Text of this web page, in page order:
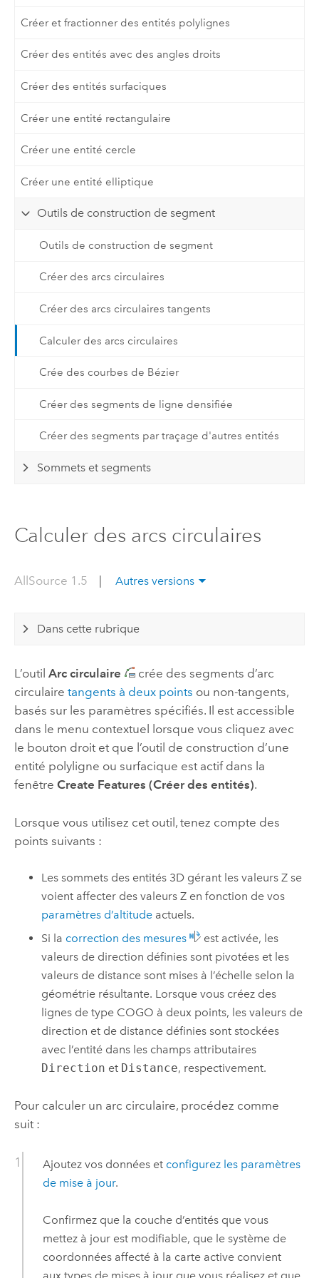
Créer et fractionner des entités polylignes
Créer des entités avec des angles droits
Créer des entités surfaciques
Créer une entité rectangulaire
Créer une entité cercle
Créer une entité elliptique
Outils de construction de segment
Outils de construction de segment
Créer des arcs circulaires
Créer des arcs circulaires tangents
Calculer des arcs circulaires
Crée des courbes de Bézier
Créer des segments de ligne densifiée
Créer des segments par traçage d'autres entités
Sommets et segments
Calculer des arcs circulaires
AllSource 1.5 | Autres versions
Dans cette rubrique
L’outil Arc circulaire
crée des segments d’arc
circulaire tangents à deux points ou non-tangents,
basés sur les paramètres spécifiés. Il est accessible
dans le menu contextuel lorsque vous cliquez avec
le bouton droit et que l’outil de construction d’une
entité polyligne ou surfacique est actif dans la
fenêtre Create Features (Créer des entités).
Lorsque vous utilisez cet outil, tenez compte des
points suivants :
Les sommets des entités 3D gérant les valeurs Z se
voient affecter des valeurs Z en fonction de vos
paramètres d’altitude actuels.
Si la correction des mesures
est activée, les
valeurs de direction définies sont pivotées et les
valeurs de distance sont mises à l’échelle selon la
géométrie résultante. Lorsque vous créez des
lignes de type COGO à deux points, les valeurs de
direction et de distance définies sont stockées
avec l’entité dans les champs attributaires
Direction et Distance, respectivement.
Pour calculer un arc circulaire, procédez comme
suit :
Ajoutez vos données et configurez les paramètres
de mise à jour.
Confirmez que la couche d’entités que vous
mettez à jour est modifiable, que le système de
coordonnées affecté à la carte active convient